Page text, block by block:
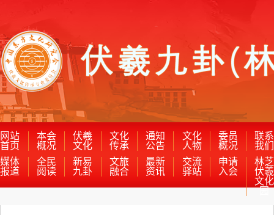
网站
首页
本会
概况
伏羲
文化
文化
传承
通知
公告
文化
人物
委员
概况
联系
我们
媒体
报道
全民
阅读
新易
九卦
文旅
融合
最新
资讯
交流
驿站
申请
入会
林芝
伏羲
文化
园